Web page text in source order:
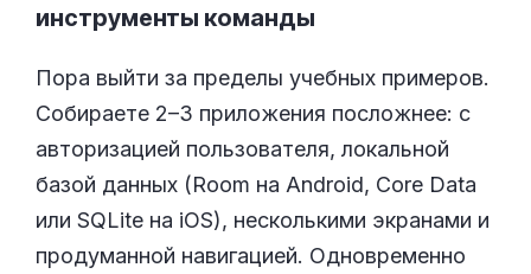
инструменты команды
Пора выйти за пределы учебных примеров.
Собираете 2–3 приложения посложнее: с
авторизацией пользователя, локальной
базой данных (Room на Android, Core Data
или SQLite на iOS), несколькими экранами и
продуманной навигацией. Одновременно